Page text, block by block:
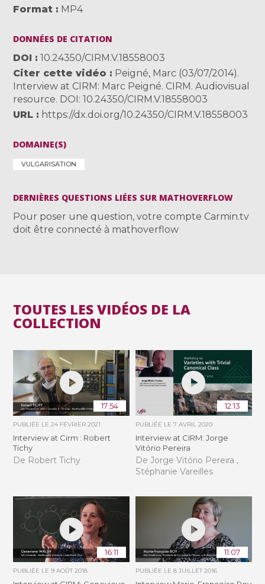
Format
MP4
DONNÉES DE CITATION
DOI
10.24350/CIRM.V.18558003
Citer cette vidéo
Peigné, Marc (03/07/2014).
Interview at CIRM: Marc Peigné. CIRM. Audiovisual
resource. DOI: 10.24350/CIRM.V.18558003
URL
https://dx.doi.org/10.24350/CIRM.V.18558003
DOMAINE(S)
VULGARISATION
DERNIÈRES QUESTIONS LIÉES SUR MATHOVERFLOW
Pour poser une question, votre compte Carmin.tv
doit être connecté à mathoverflow
TOUTES LES VIDÉOS DE LA
COLLECTION
17:54
PUBLIÉE LE24 FÉVRIER 2021
Interview at Cirm : Robert
Tichy
De Robert Tichy
12:13
PUBLIÉE LE 7 AVRIL 2020
Interview at CIRM: Jorge
Vitório Pereira
De Jorge Vitório Pereira ,
Stéphanie Vareilles
16:11
PUBLIÉE LE9 AOÛT 2018
11:07
PUBLIÉE LE 8 JUILLET 2016